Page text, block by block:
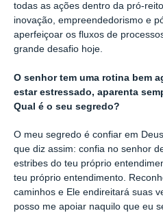
todas as ações dentro da pró-
inovação, empreendedorismo e
aperfeiçoar os fluxos de
grande desafio hoje.
O senhor tem uma rotina bem
estar estressado, aparenta
Qual é o seu segredo?
O meu segredo é confiar em
que diz assim: confia no senhor
estribes do teu próprio
teu próprio entendimento.
caminhos e Ele endireitará suas
posso me apoiar naquilo que eu